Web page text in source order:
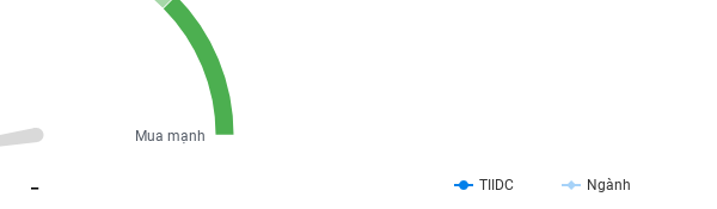
Mua mạnh
TIIDC Ngành